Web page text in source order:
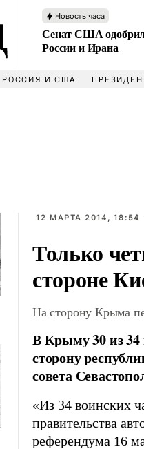
Новость часа
Сенат США одобрил
России и Ирана
РОССИЯ И США
12 МАРТА 2014, 18:54
Только
стороне
На сторону Крыма
В Крыму 30 из
сторону
совета
«Из 34 воинских
правительства
референдума 16